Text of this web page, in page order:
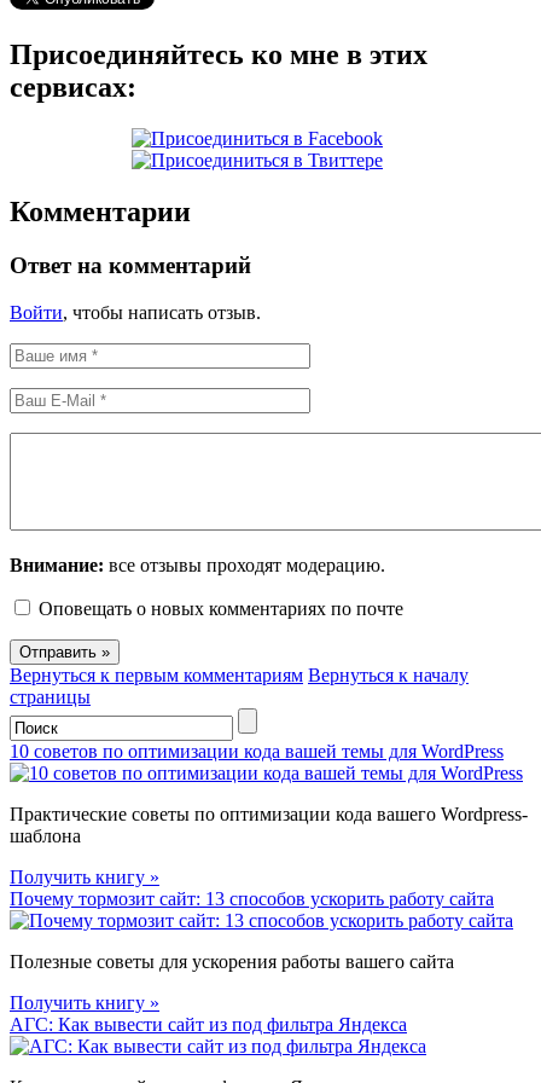
Присоединяйтесь ко мне в этих
сервисах:
Комментарии
Ответ на комментарий
Войти, чтобы написать отзыв.
Внимание: все отзывы проходят модерацию.
Оповещать о новых комментариях по почте
Вернуться к первым комментариям Вернуться к началу
страницы
10 советов по оптимизации кода вашей темы для WordPress
Практические советы по оптимизации кода вашего Wordpress-
шаблона
Получить книгу »
Почему тормозит сайт: 13 способов ускорить работу сайта
Полезные советы для ускорения работы вашего сайта
Получить книгу »
АГС: Как вывести сайт из под фильтра Яндекса